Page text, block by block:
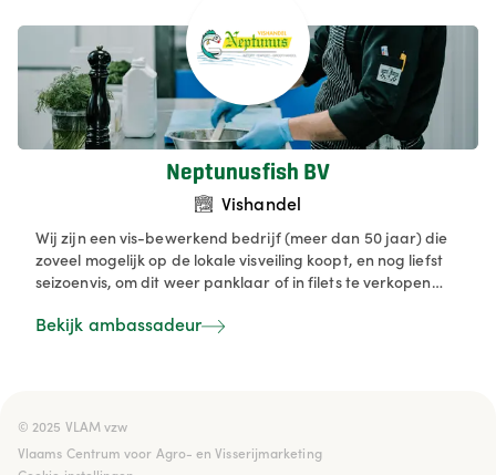
product.
Neptunusfish BV
Vishandel
Wij zijn een vis-bewerkend bedrijf (meer dan 50 jaar) die
zoveel mogelijk op de lokale visveiling koopt, en nog liefst
seizoenvis, om dit weer panklaar of in filets te verkopen
verwerken onze vis snel en zorgvuldig dankzij onze ligging
Bekijk ambassadeur
© 2025 VLAM vzw
Vlaams Centrum voor Agro- en Visserijmarketing